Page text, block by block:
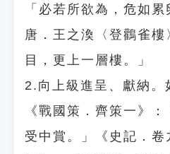
「必若所欲為，危如累
唐．王之渙〈登鸛雀樓
目，更上一層樓。」
2.向上級進呈、獻納。
《戰國策．齊策一》：
受中賞。」《史記．卷